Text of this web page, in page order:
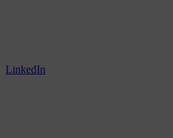
LinkedIn